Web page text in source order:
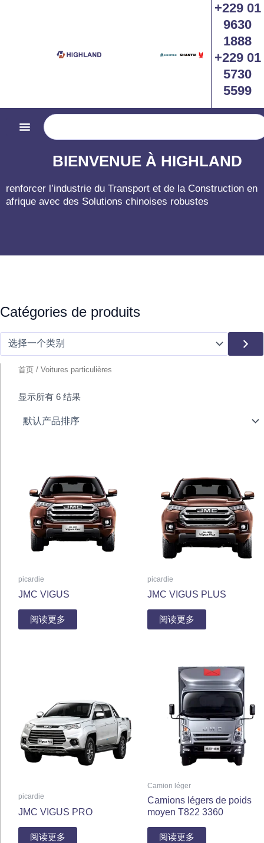
+229 01
9630
1888
+229 01
5730
5599
Search
BIENVENUE À HIGHLAND
renforcer l’industrie du Transport et de la Construction en
afrique avec des Solutions chinoises robustes
Catégories de produits
选
择
一
类
首页 / Voitures particulières
显示所有 6 结果
picardie
JMC VIGUS
阅读更多
picardie
JMC VIGUS PLUS
阅读更多
picardie
JMC VIGUS PRO
阅读更多
Camion léger
Camions légers de poids
moyen T822 3360
阅读更多